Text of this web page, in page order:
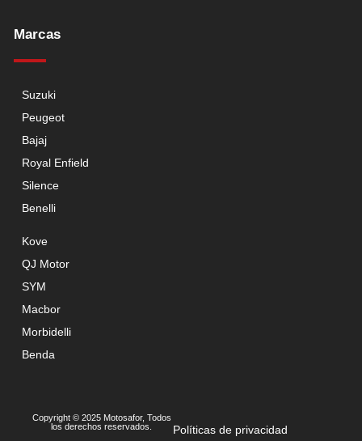
Marcas
Suzuki
Peugeot
Bajaj
Royal Enfield
Silence
Benelli
Kove
QJ Motor
SYM
Macbor
Morbidelli
Benda
Copyright © 2025 Motosafor, Todos
los derechos reservados.
Políticas de privacidad